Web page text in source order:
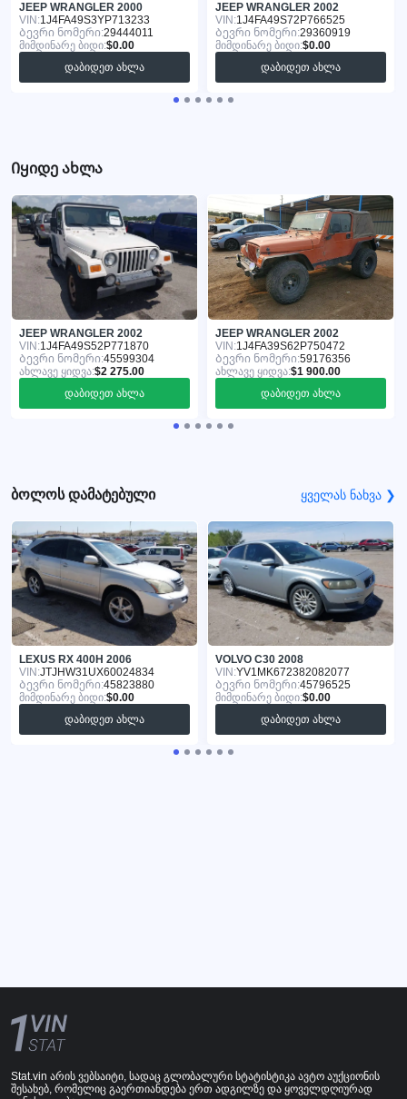
JEEP WRANGLER 2000
VIN:1J4FA49S3YP713233
Ბევრი ნომერი:29444011
მიმდინარე ბიდი:$0.00
დაბიდეთ ახლა
JEEP WRANGLER 2002
VIN:1J4FA49S72P766525
Ბევრი ნომერი:29360919
მიმდინარე ბიდი:$0.00
დაბიდეთ ახლა
Იყიდე ახლა
JEEP WRANGLER 2002
VIN:1J4FA49S52P771870
Ბევრი ნომერი:45599304
ახლავე ყიდვა:$2 275.00
დაბიდეთ ახლა
JEEP WRANGLER 2002
VIN:1J4FA39S62P750472
Ბევრი ნომერი:59176356
ახლავე ყიდვა:$1 900.00
დაბიდეთ ახლა
ბოლოს დამატებული ყველას ნახვა ❯
LEXUS RX 400H 2006
VIN:JTJHW31UX60024834
Ბევრი ნომერი:45823880
მიმდინარე ბიდი:$0.00
დაბიდეთ ახლა
VOLVO C30 2008
VIN:YV1MK672382082077
Ბევრი ნომერი:45796525
მიმდინარე ბიდი:$0.00
დაბიდეთ ახლა
Stat.vin არის ვებსაიტი, სადაც გლობალური სტატისტიკა ავტო აუქციონის
შესახებ, რომელიც გაერთიანდება ერთ ადგილზე და ყოველდღიურად